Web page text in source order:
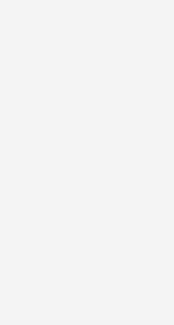
Gebäude: klaren